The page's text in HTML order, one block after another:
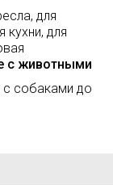
для
кухни, для
с животными
собаками до